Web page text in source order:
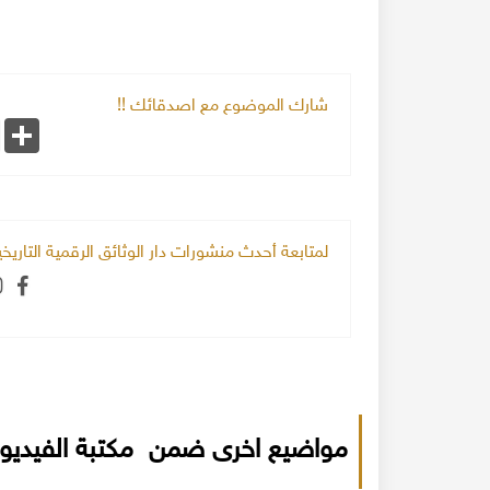
شارك الموضوع مع اصدقائك !!
لمتابعة أحدث منشورات دار الوثائق الرقمية
مواضيع اخرى ضمن مكتبة الفيديو